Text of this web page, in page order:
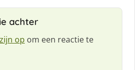
achter
op om een reactie te